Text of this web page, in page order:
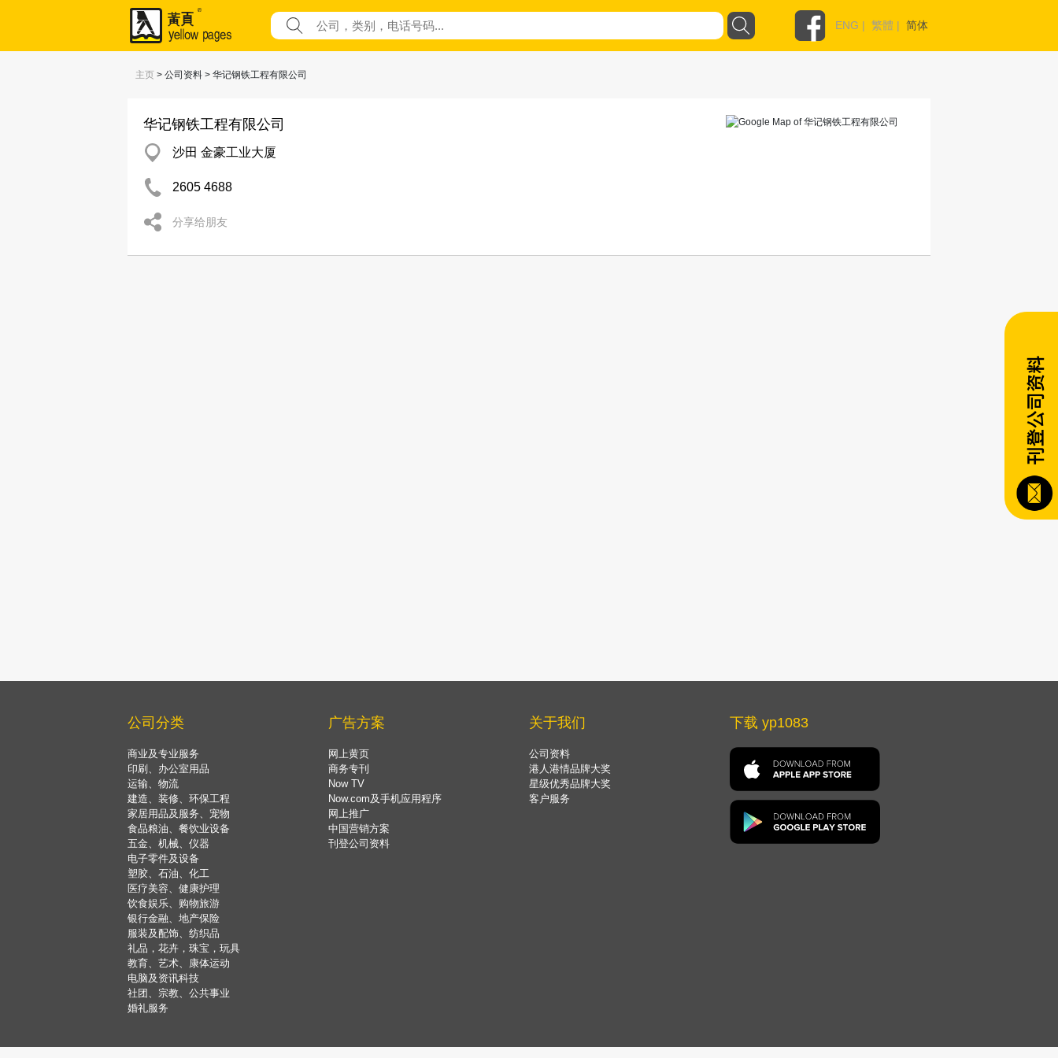
ENG | 繁體 | 简体
主页 > 公司资料 > 华记钢铁工程有限公司
华记钢铁工程有限公司
沙田 金豪工业大厦
2605 4688
分享给朋友
公司分类
商业及专业服务
印刷、办公室用品
运输、物流
建造、装修、环保工程
家居用品及服务、宠物
食品粮油、餐饮业设备
五金、机械、仪器
电子零件及设备
塑胶、石油、化工
医疗美容、健康护理
饮食娱乐、购物旅游
银行金融、地产保险
服装及配饰、纺织品
礼品，花卉，珠宝，玩具
教育、艺术、康体运动
电脑及资讯科技
社团、宗教、公共事业
婚礼服务
广告方案
网上黄页
商务专刊
Now TV
Now.com及手机应用程序
网上推广
中国营销方案
刊登公司资料
关于我们
公司资料
港人港情品牌大奖
星级优秀品牌大奖
客户服务
下载 yp1083